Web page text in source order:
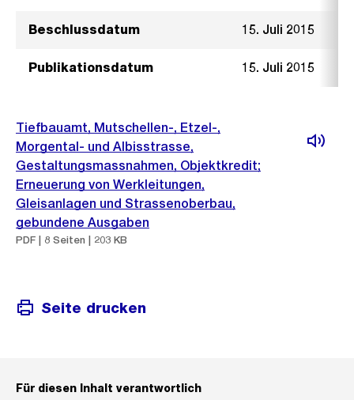
Beschlussdatum 15. Juli 2015
Publikationsdatum 15. Juli 2015
Tiefbauamt, Mutschellen-, Etzel-,
Morgental- und Albisstrasse,
Gestaltungsmassnahmen, Objektkredit;
Erneuerung von Werkleitungen,
Gleisanlagen und Strassenoberbau,
gebundene Ausgaben
PDF | 8 Seiten | 203 KB
Seite drucken
Für diesen Inhalt verantwortlich